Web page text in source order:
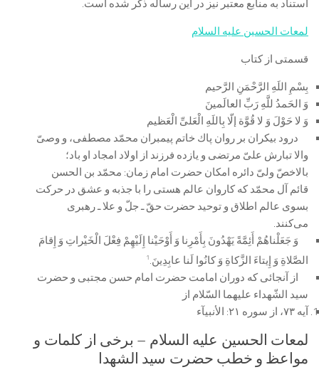
استناد به منابع معتبر نیز در این رساله ذکر شده است.
لمعات الحسین علیه السلام
قسمتی از کتاب
بِسْمِ اللَهِ الرَّحْمَنِ الرَّحیم‌
وَ الحَمدُ للَّهِ رَبِّ العالَمینَ‌
وَ لا حَوْلَ وَ لا قُوَّة إلّا بِاللَهِ الْعَلىِّ الْعَظیم‌
درود بیكران بر روان پاك خاتم پیمبران محمّد مصطفى، و وصىّ
والا تبارش علىّ مرتضى و یازده فرزند از اولاد امجاد او باد؛
بالاخصّ ولىّ دائره امكان حضرت امام زمان: محمّد بن الحسن
قائم آل محمّد كه كاروان عالم هستى را با جذبه و عشق در حركت
بسوى عالم اطلاق و توحید حضرت حقّ ـ جلّ و علا ـ رهبرى
مى‌كنند.
وَ جَعَلْناهُمْ أَئِمَّةً يَهْدُونَ بِأَمْرِنا وَ أَوْحَيْنا إِلَيْهِمْ فِعْلَ الْخَيْراتِ وَ إِقامَ
الصَّلاةِ وَ إِيتاءَ الزَّكاةِ وَ كانُوا لَنا عابِدِينَ.
1
از آنجائى كه دوران امامت حضرت امام حسن مجتبى و حضرت
سید الشّهداء علیهما السّلام از
آيه ٧٣، از سوره ٢١: الأنبيآء
لمعات الحسین علیه السلام – برخی از کلمات و
مواعظ و خطب حضرت سید الشهدا